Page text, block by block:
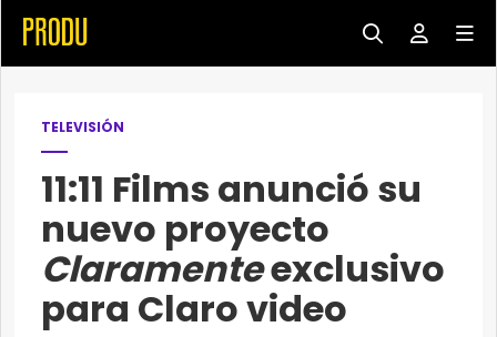
TELEVISIÓN
11:11 Films anunció su
nuevo proyecto
Claramenteexclusivo
para Claro video